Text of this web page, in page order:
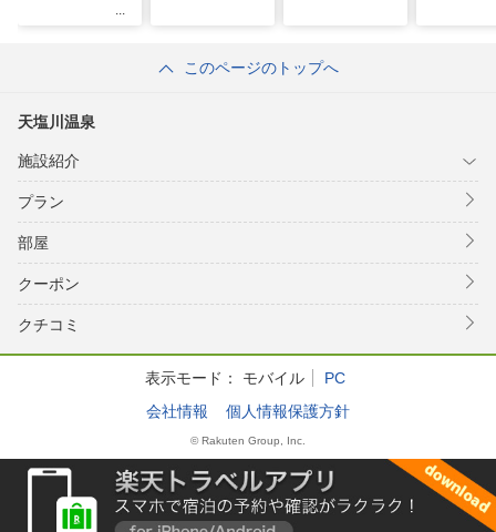
このページのトップへ
天塩川温泉
施設紹介
プラン
部屋
クーポン
クチコミ
表示モード： モバイル
PC
会社情報
個人情報保護方針
© Rakuten Group, Inc.